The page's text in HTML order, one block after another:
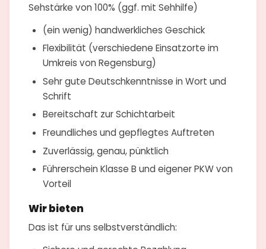
Sehstärke von 100% (ggf. mit Sehhilfe)
(ein wenig) handwerkliches Geschick
Flexibilität (verschiedene Einsatzorte im
Umkreis von Regensburg)
Sehr gute Deutschkenntnisse in Wort und
Schrift
Bereitschaft zur Schichtarbeit
Freundliches und gepflegtes Auftreten
Zuverlässig, genau, pünktlich
Führerschein Klasse B und eigener PKW von
Vorteil
Wir bieten
Das ist für uns selbstverständlich: